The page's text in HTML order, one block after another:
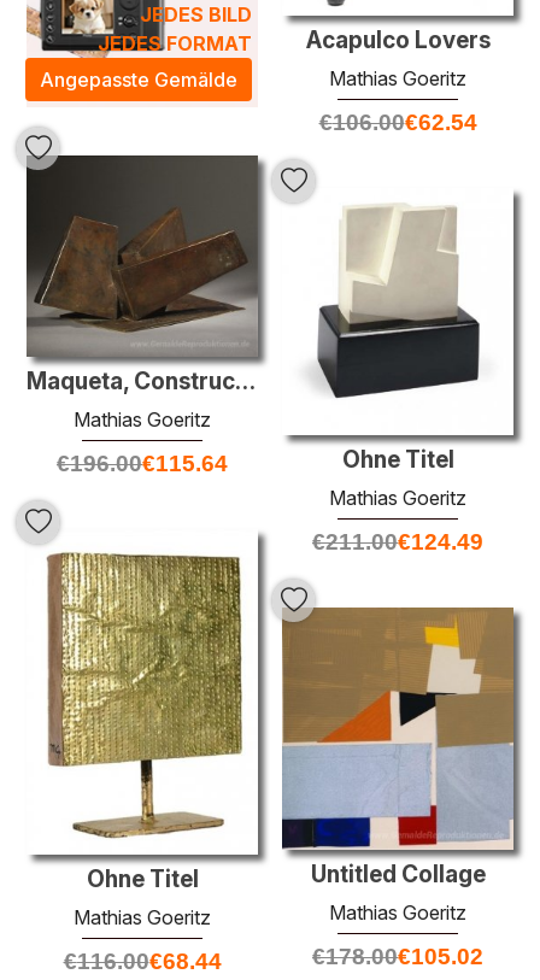
JEDES BILD
JEDES FORMAT
Angepasste Gemälde
Acapulco Lovers
Mathias Goeritz
€106.00€62.54
Maqueta, Construcción Aurrera
Mathias Goeritz
€196.00€115.64 Ohne Titel
Mathias Goeritz
€211.00€124.49
Ohne Titel
Mathias Goeritz
€116.00€68.44
Untitled Collage
Mathias Goeritz
€178.00€105.02